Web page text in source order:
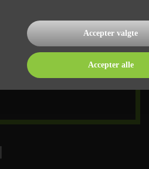
Accepter valgte
Accepter alle